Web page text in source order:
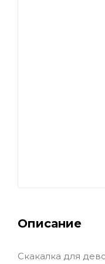
Описание
Скакалка для